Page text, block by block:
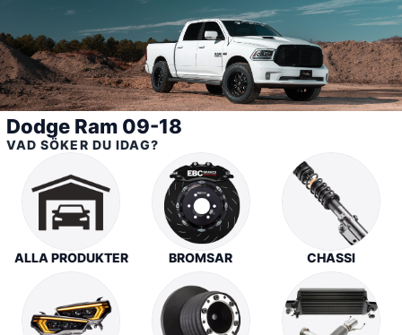
Dodge Ram 09-18
VAD SÖKER DU IDAG?
ALLA PRODUKTER BROMSAR CHASSI